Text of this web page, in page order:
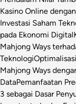
Kasino Online
Investasi Saham
pada Ekonomi Digital
Mahjong Ways
Teknologi
Mahjong Ways
DataPemanfaatan
3 sebagai Dasar